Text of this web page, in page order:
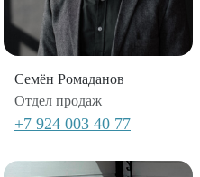
Семён Ромаданов
Отдел продаж
+7 924 003 40 77